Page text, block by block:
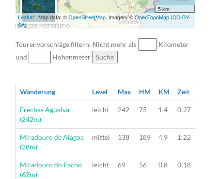
5 km
Leaflet | Map data: ©OpenStreetMap, Imagery ©OpenTopoMap (CC-BY-
SA)
Tourenvorschläge filtern: Nicht mehr als
Kilometer
und
Höhenmeter Suche
Wanderung Level Max HM KM Zeit
Wanderung
Frechas Agualva
(242m)
leicht 242 75 1,4 0:27
Wanderung
Miradouro de Alagoa
(38m)
mittel 138 189 4,9 1:22
Wanderung
Miradouro do Facho
(62m)
leicht 69 56 0,8 0:18